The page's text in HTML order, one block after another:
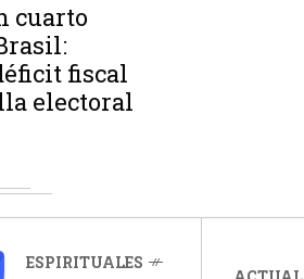
cuarto
fiscal
electoral
ESPIRITUALES